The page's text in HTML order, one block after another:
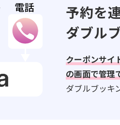
予約を
ダブル
クーポンサイ
の画面で管理
ダブルブッキ